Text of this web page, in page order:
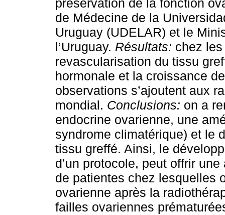
préservation de la fonction
de Médecine de la
Uruguay (UDELAR) et le
l’Uruguay. Résultats: chez
revascularisation du tissu
hormonale et la croissance
observations s’ajoutent aux
mondial. Conclusions: on a
endocrine ovarienne, une
syndrome climatérique) et le
tissu greffé. Ainsi, le
d’un protocole, peut offrir
de patientes chez lesquelles
ovarienne après la
failles ovariennes